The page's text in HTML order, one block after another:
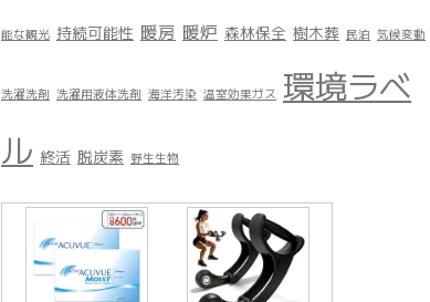
能な観光 持続可能性 暖房 暖炉 森林保全 樹木葬 民泊 気候変動
洗濯洗剤 洗濯用液体洗剤 海洋汚染 温室効果ガス 環境ラベ
ル 終活 脱炭素 野生生物